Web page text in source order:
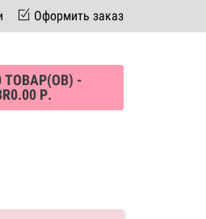
Оформить заказ
ТОВАР(ОВ) -
Р.